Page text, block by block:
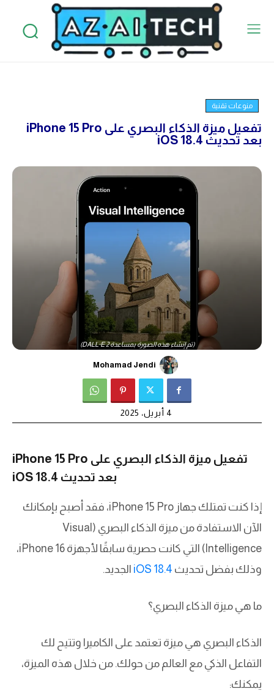
منوعات تقنية
تفعيل ميزة الذكاء البصري على iPhone 15 Pro
بعد تحديث iOS 18.4
(تم إنشاء هذه الصورة بمساعدة DALL·E 2)
Mohamad Jendi
4 أبريل، 2025
تفعيل ميزة الذكاء البصري على iPhone 15 Pro
بعد تحديث iOS 18.4
إذا كنت تمتلك جهاز iPhone 15 Pro، فقد أصبح بإمكانك
الآن الاستفادة من ميزة الذكاء البصري (Visual
Intelligence) التي كانت حصرية سابقًا لأجهزة iPhone 16،
وذلك بفضل تحديث iOS 18.4 الجديد.
ما هي ميزة الذكاء البصري؟
الذكاء البصري هي ميزة تعتمد على الكاميرا وتتيح لك
التفاعل الذكي مع العالم من حولك. من خلال هذه الميزة،
يمكنك: